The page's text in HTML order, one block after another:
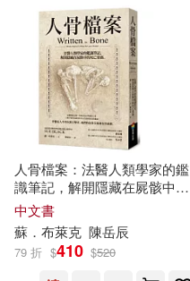
人力資源社會保障
管理司(17)
劉益宏(17)
北京小紅花圖書工作
小牛頓科學教育有限
小紅花圖書工作室(17)
大連理工大學出版社
江西美術出版社(105)
浙江少年兒童出版社
上海三聯書店(104)
吉林攝影出版社(104)
人骨檔案：法醫人類學家的鑑
識筆記，解開隱藏在屍骸中的
死亡密碼
中文書
蘇 ．布萊克 陳岳辰
79 折 $410 $520